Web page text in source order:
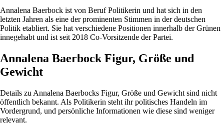
Annalena Baerbock ist von Beruf Politikerin und hat sich in den
letzten Jahren als eine der prominenten Stimmen in der deutschen
Politik etabliert. Sie hat verschiedene Positionen innerhalb der Grünen
innegehabt und ist seit 2018 Co-Vorsitzende der Partei.
Annalena Baerbock Figur, Größe und
Gewicht
Details zu Annalena Baerbocks Figur, Größe und Gewicht sind nicht
öffentlich bekannt. Als Politikerin steht ihr politisches Handeln im
Vordergrund, und persönliche Informationen wie diese sind weniger
relevant.